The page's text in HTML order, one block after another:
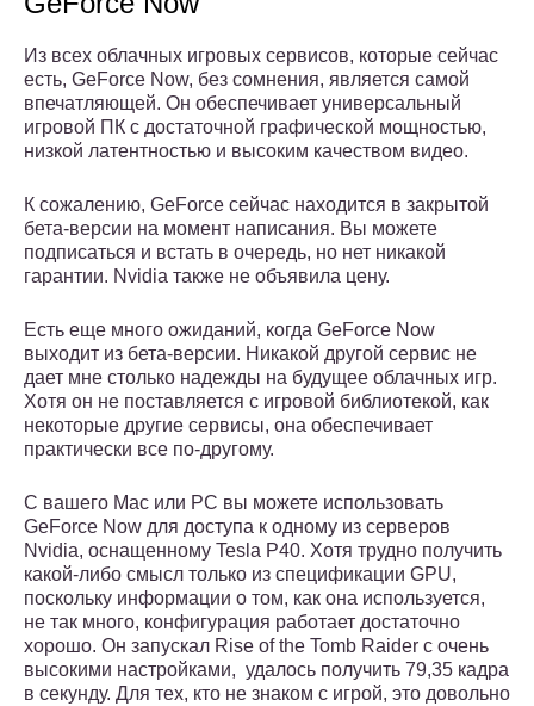
Из всех облачных игровых сервисов, которые сейчас
есть, GeForce Now, без сомнения, является самой
впечатляющей. Он обеспечивает универсальный
игровой ПК с достаточной графической мощностью,
низкой латентностью и высоким качеством видео.
К сожалению, GeForce сейчас находится в закрытой
бета-версии на момент написания. Вы можете
подписаться и встать в очередь, но нет никакой
гарантии. Nvidia также не объявила цену.
Есть еще много ожиданий, когда GeForce Now
выходит из бета-версии. Никакой другой сервис не
дает мне столько надежды на будущее облачных игр.
Хотя он не поставляется с игровой библиотекой, как
некоторые другие сервисы, она обеспечивает
практически все по-другому.
С вашего Mac или PC вы можете использовать
GeForce Now для доступа к одному из серверов
Nvidia, оснащенному Tesla P40. Хотя трудно получить
какой-либо смысл только из спецификации GPU,
поскольку информации о том, как она используется,
не так много, конфигурация работает достаточно
хорошо. Он запускал Rise of the Tomb Raider с очень
высокими настройками, удалось получить 79,35 кадра
в секунду. Для тех, кто не знаком с игрой, это довольно